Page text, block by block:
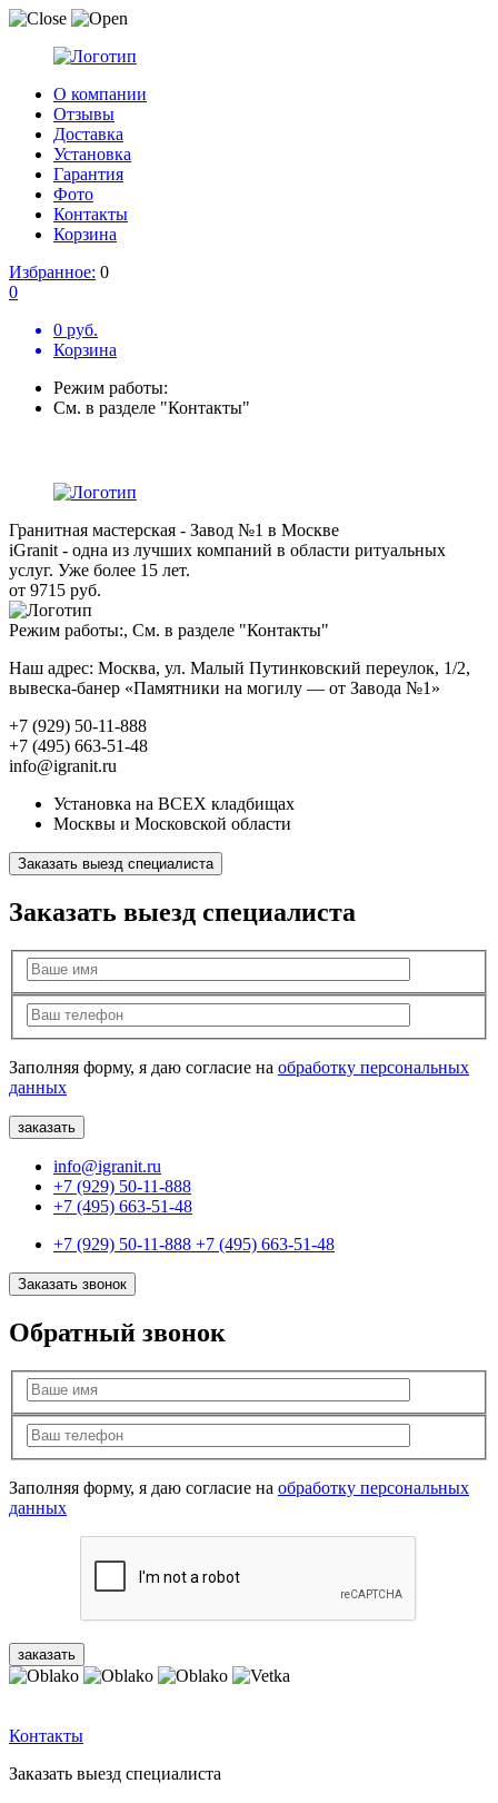
О компании
Отзывы
Доставка
Установка
Гарантия
Фото
Контакты
Корзина
Избранное: 0
0
0 руб.
Корзина
Режим работы:
См. в разделе "Контакты"
Гранитная мастерская - Завод №1 в Москве
iGranit - одна из лучших компаний в области ритуальных
услуг. Уже более 15 лет.
от 9715 руб.
Режим работы:, См. в разделе "Контакты"
Наш адрес: Москва, ул. Малый Путинковский переулок, 1/2,
вывеска-банер «Памятники на могилу — от Завода №1»
+7 (929) 50-11-888
+7 (495) 663-51-48
info@igranit.ru
Установка на ВСЕХ кладбищах
Москвы и Московской области
Заказать выезд специалиста
Заказать выезд специалиста
Заполняя форму, я даю согласие на обработку персональных
данных
info@igranit.ru
+7 (929) 50-11-888
+7 (495) 663-51-48
+7 (929) 50-11-888 +7 (495) 663-51-48
Заказать звонок
Обратный звонок
Заполняя форму, я даю согласие на обработку персональных
данных
Контакты
Заказать выезд специалиста